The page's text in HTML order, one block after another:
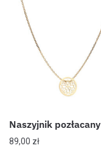
Naszyjnik pozłacany
89,00 zł